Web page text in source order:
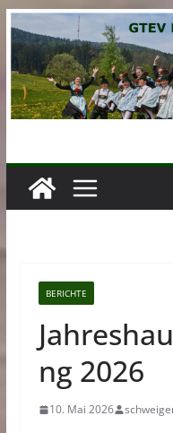
Inhalt
springen
BERICHTE
ng 2026
10. Mai 2026